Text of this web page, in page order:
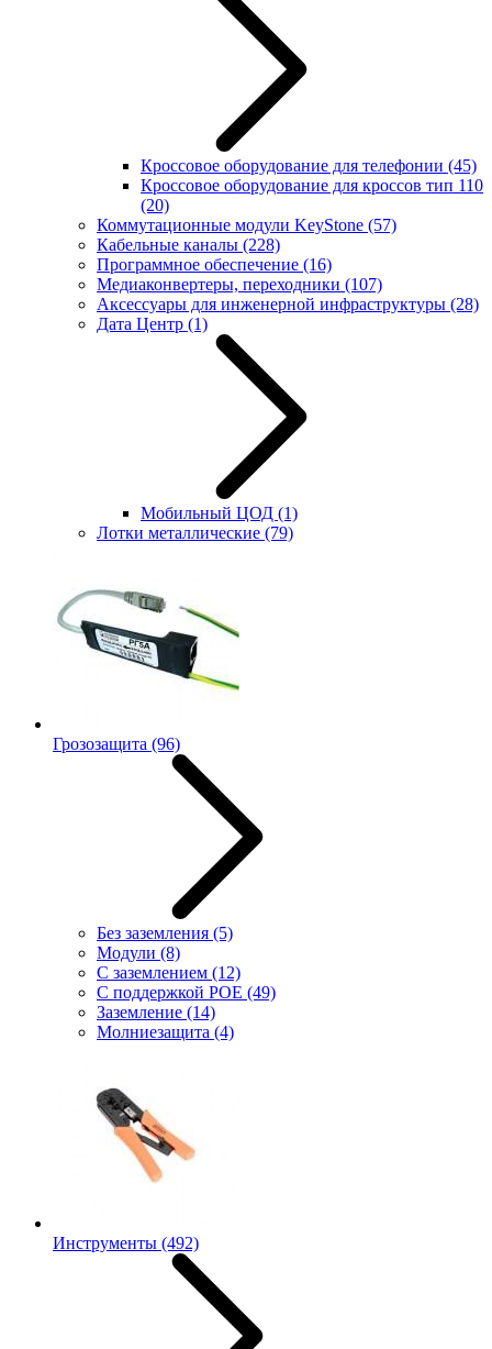
Кроссовое оборудование для телефонии (45)
Кроссовое оборудование для кроссов тип 110
(20)
Коммутационные модули KeyStone (57)
Кабельные каналы (228)
Программное обеспечение (16)
Медиаконвертеры, переходники (107)
Аксессуары для инженерной инфраструктуры (28)
Дата Центр (1)
Мобильный ЦОД (1)
Лотки металлические (79)
Грозозащита (96)
Без заземления (5)
Модули (8)
С заземлением (12)
С поддержкой POE (49)
Заземление (14)
Молниезащита (4)
Инструменты (492)